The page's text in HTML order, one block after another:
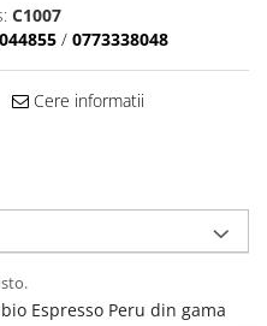
C1007
/ 0773338048
Cere informatii
Espresso Peru din gama